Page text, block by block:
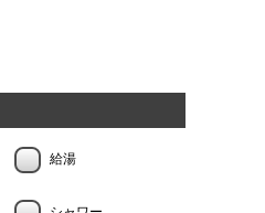
給湯